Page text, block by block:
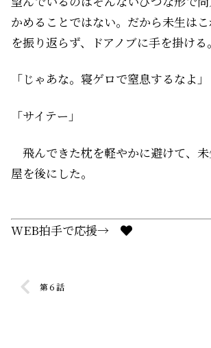
かめることではない。だから未生は
を振り返らず、ドアノブに手を掛ける。
「じゃあな。寝ゲロで窒息するなよ」
「サイテー」
飛んできた枕を軽やかに避けて、
屋を後にした。
WEB拍手で応援→
第６話